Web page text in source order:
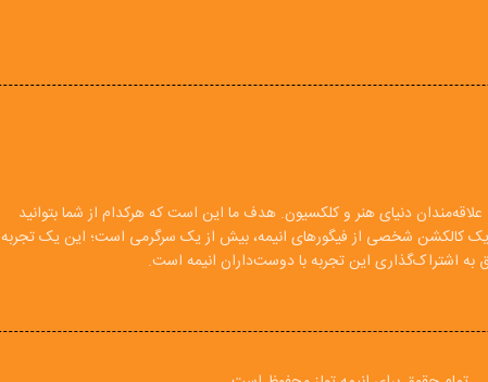
دنیای هنر و کلکسیون. هدف ما این است که هرکدام از شما بتوانید
یک کالکشن شخصی از فیگورهای انیمه، بیش از یک سرگرمی است؛ این یک تجربه
اشتراک‌گذاری این تجربه با دوست‌داران انیمه است.